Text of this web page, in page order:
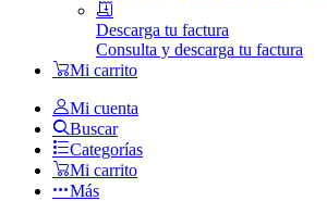
Descarga tu factura
Consulta y descarga tu factura
Mi carrito
Mi cuenta
Buscar
Categorías
Mi carrito
Más